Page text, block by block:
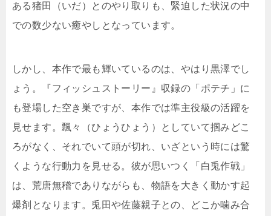
ある猪田（いだ）とのやり取りも、緊迫した状況の中
での数少ない癒やしとなっています。
しかし、本作で最も輝いているのは、やはり黒澤でし
ょう。『フィッシュストーリー』収録の「ポテチ」に
も登場した空き巣ですが、本作では準主役級の活躍を
見せます。飄々（ひょうひょう）としていて掴みどこ
ろがなく、それでいて頭が切れ、いざという時には驚
くような行動力を見せる。彼が思いつく「白兎作戦」
は、荒唐無稽でありながらも、物語を大きく動かす起
爆剤となります。兎田や佐藤親子との、どこか噛み合